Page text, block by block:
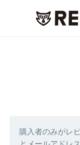
購入者のみがレ